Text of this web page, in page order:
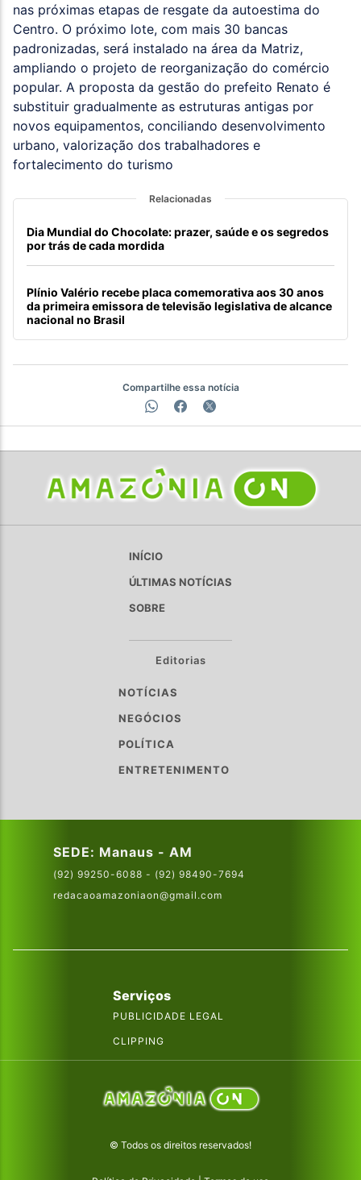
nas próximas etapas de resgate da autoestima do
Centro. O próximo lote, com mais 30 bancas
padronizadas, será instalado na área da Matriz,
ampliando o projeto de reorganização do comércio
popular. A proposta da gestão do prefeito Renato é
substituir gradualmente as estruturas antigas por
novos equipamentos, conciliando desenvolvimento
urbano, valorização dos trabalhadores e
fortalecimento do turismo
Relacionadas
Dia Mundial do Chocolate: prazer, saúde e os segredos
por trás de cada mordida
Plínio Valério recebe placa comemorativa aos 30 anos
da primeira emissora de televisão legislativa de alcance
nacional no Brasil
Compartilhe essa notícia
INÍCIO
ÚLTIMAS NOTÍCIAS
SOBRE
Editorias
NOTÍCIAS
NEGÓCIOS
POLÍTICA
ENTRETENIMENTO
SEDE: Manaus - AM
(92) 99250-6088 - (92) 98490-7694
redacaoamazoniaon@gmail.com
Serviços
PUBLICIDADE LEGAL
CLIPPING
© Todos os direitos reservados!